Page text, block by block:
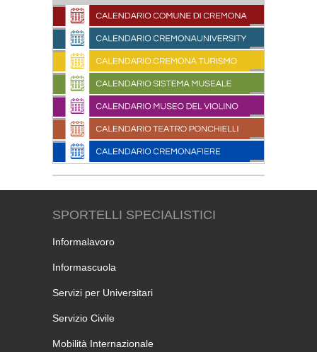
SPORTELLI SPECIALISTICI
Informalavoro
Informascuola
Servizi per Universitari
Servizio Civile
Mobilità Internazionale